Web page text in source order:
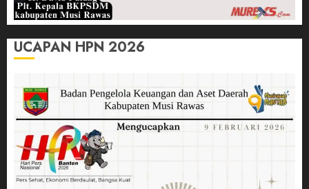
UCAPAN HPN 2026